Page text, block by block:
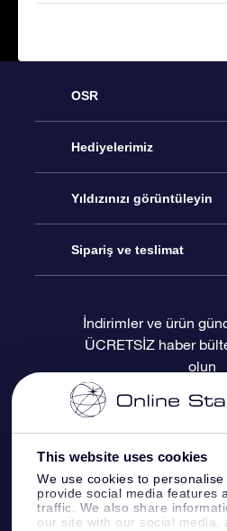
This website uses cookies
We use cookies to
provide social media features
traffic. We also share
our site with our social media,
OSR
Hizmet
İletişim
Blogu
Değerlendirmeler
Hediyelerimiz
Çevrimiçi Yıldız Hediyesi
OSR Hediye Paketi
OSR Hediye Kartı
Kurumsal hediyeler
Yıldızınızı görüntüleyin
Star Register
Kişiselleştirilmiş Yıldız
Bir Milyon Yıldız
OSR Starsaver
Fly me to the stars VR
uygulaması
Sipariş ve teslimat
Ödeme bilgileri
Sevkiyat bilgileri
İade Politikası
Takımyıldızı
İndirimler ve ürün
ÜCRETSİZ haber
olun